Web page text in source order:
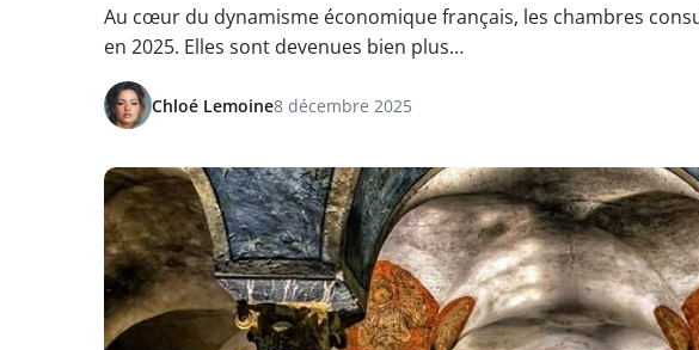
Au cœur du dynamisme économique français, les chambres
en 2025. Elles sont devenues bien plus…
Chloé Lemoine8 décembre 2025